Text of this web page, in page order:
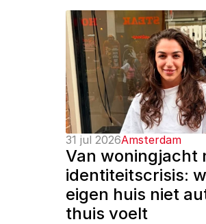
31 jul 2026Amsterdam
Van woningjacht
identiteitscrisis:
eigen huis niet
thuis voelt